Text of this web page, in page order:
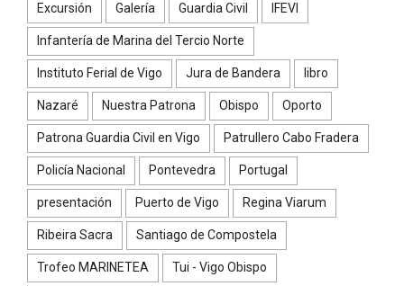
Excursión Galería Guardia Civil IFEVI
Infantería de Marina del Tercio Norte
Instituto Ferial de Vigo Jura de Bandera libro
Nazaré Nuestra Patrona Obispo Oporto
Patrona Guardia Civil en Vigo Patrullero Cabo Fradera
Policía Nacional Pontevedra Portugal
presentación Puerto de Vigo Regina Viarum
Ribeira Sacra Santiago de Compostela
Trofeo MARINETEA Tui - Vigo Obispo